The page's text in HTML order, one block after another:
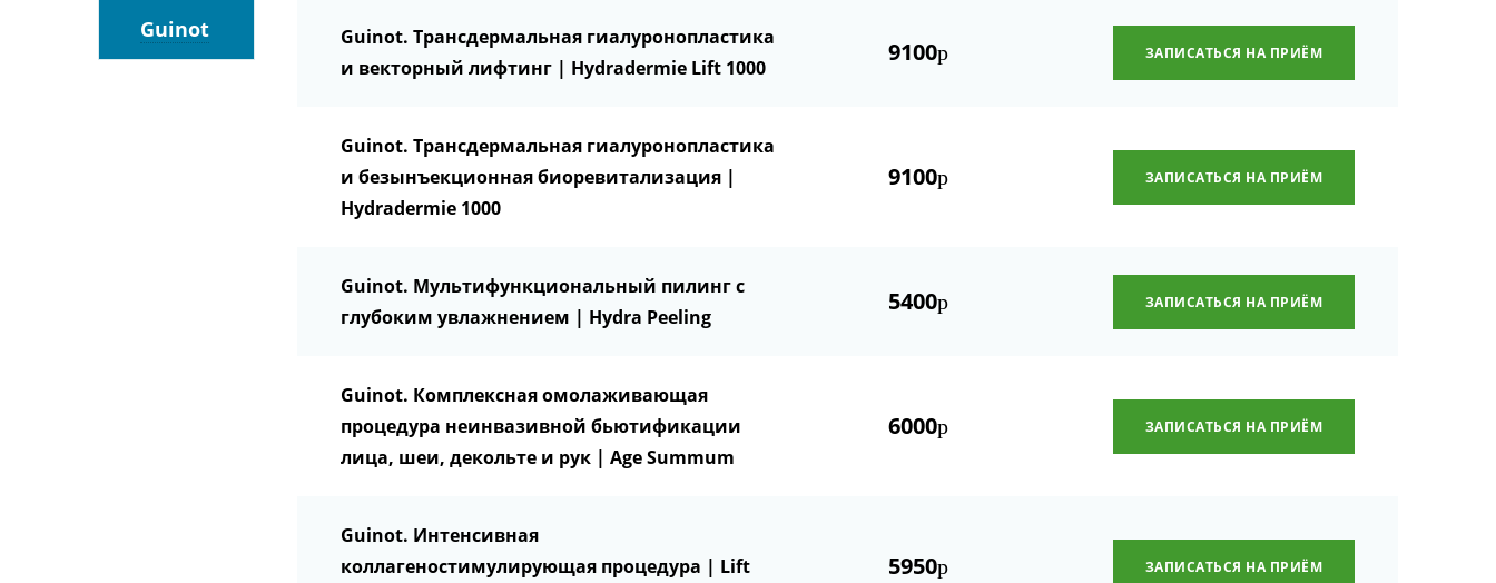
Guinot
Guinot. Трансдермальная гиалуронопластика
и векторный лифтинг | Hydradermie Lift 1000
9100р ЗАПИСАТЬСЯ НА ПРИЁМ
Guinot. Трансдермальная гиалуронопластика
и безынъекционная биоревитализация |
Hydradermie 1000
9100р ЗАПИСАТЬСЯ НА ПРИЁМ
Guinot. Мультифункциональный пилинг с
глубоким увлажнением | Hydra Peeling
5400р ЗАПИСАТЬСЯ НА ПРИЁМ
Guinot. Комплексная омолаживающая
процедура неинвазивной бьютификации
лица, шеи, декольте и рук | Age Summum
6000р ЗАПИСАТЬСЯ НА ПРИЁМ
Guinot. Интенсивная
коллагеностимулирующая процедура | Lift
5950р ЗАПИСАТЬСЯ НА ПРИЁМ